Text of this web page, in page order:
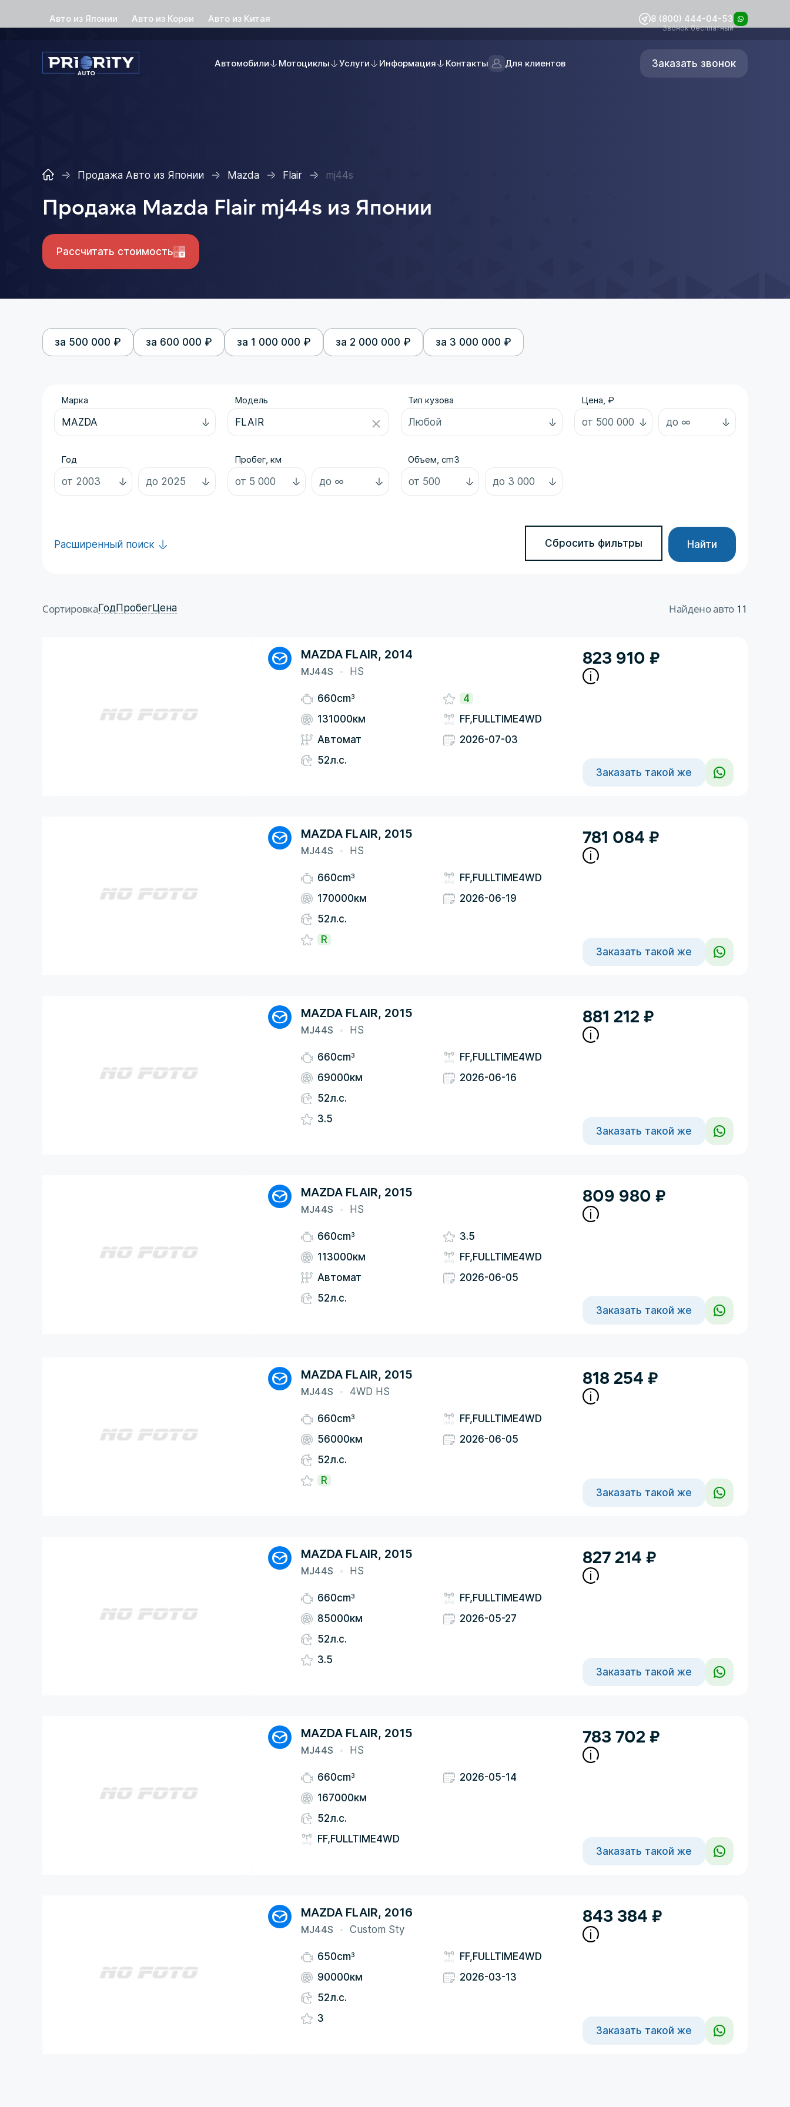
Авто из Японии Авто из Кореи Авто из Китая 8 (800) 444-04-53
Звонок бесплатный
Автомобили Мотоциклы Услуги Информация Контакты Для клиентов Заказать звонок
Продажа Авто из Японии Mazda Flair mj44s
Продажа Mazda Flair mj44s из Японии
Рассчитать стоимость
за 500 000 ₽ за 600 000 ₽ за 1 000 000 ₽ за 2 000 000 ₽ за 3 000 000 ₽
Марка Модель Тип кузова Цена, ₽
Год Пробег, км Объем, cm3
Расширенный поиск Сбросить фильтры Найти
Сортировка ГодПробегЦена Найдено авто 11
MAZDA FLAIR, 2014
MJ44S HS
660cm3
131000км
Автомат
52л.с.
4
FF,FULLTIME4WD
2026-07-03
823 910 ₽
Заказать такой же
MAZDA FLAIR, 2015
MJ44S HS
660cm3
170000км
52л.с.
R
FF,FULLTIME4WD
2026-06-19
781 084 ₽
Заказать такой же
MAZDA FLAIR, 2015
MJ44S HS
660cm3
69000км
52л.с.
3.5
FF,FULLTIME4WD
2026-06-16
881 212 ₽
Заказать такой же
MAZDA FLAIR, 2015
MJ44S HS
660cm3
113000км
Автомат
52л.с.
3.5
FF,FULLTIME4WD
2026-06-05
809 980 ₽
Заказать такой же
MAZDA FLAIR, 2015
MJ44S 4WD HS
660cm3
56000км
52л.с.
R
FF,FULLTIME4WD
2026-06-05
818 254 ₽
Заказать такой же
MAZDA FLAIR, 2015
MJ44S HS
660cm3
85000км
52л.с.
3.5
FF,FULLTIME4WD
2026-05-27
827 214 ₽
Заказать такой же
MAZDA FLAIR, 2015
MJ44S HS
660cm3
167000км
52л.с.
FF,FULLTIME4WD
2026-05-14
783 702 ₽
Заказать такой же
MAZDA FLAIR, 2016
MJ44S Custom Sty
650cm3
90000км
52л.с.
3
FF,FULLTIME4WD
2026-03-13
843 384 ₽
Заказать такой же